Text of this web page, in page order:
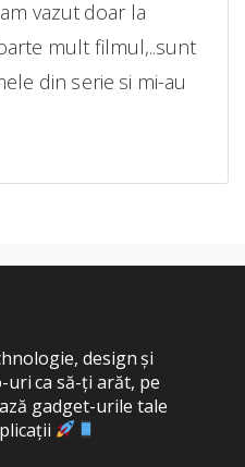
vazut doar la
mult filmul,..sunt
din serie si mi-au
design și
uri ca să-ți arăt, pe
gadget-urile tale